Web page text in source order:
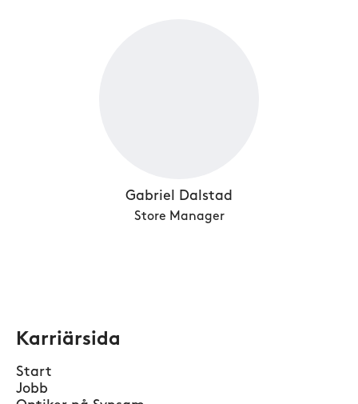
Gabriel Dalstad
Store Manager
Karriärsida
Start
Jobb